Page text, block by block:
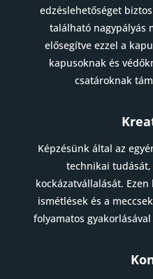
edzéslehetőséget
található nagypályás
elősegítve ezzel a
kapusoknak és
csatároknak
Képzésünk által az
technikai tudását,
kockázatvállalását.
ismétlések és a
folyamatos